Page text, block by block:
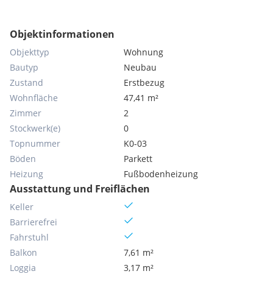
Objektinformationen
Objekttyp
Wohnung
Bautyp
Neubau
Zustand
Erstbezug
Wohnfläche
47,41 m²
Zimmer
2
Stockwerk(e)
0
Topnummer
K0-03
Böden
Parkett
Heizung
Fußbodenheizung
Ausstattung und Freiflächen
Keller
Barrierefrei
Fahrstuhl
Balkon
7,61 m²
Loggia
3,17 m²